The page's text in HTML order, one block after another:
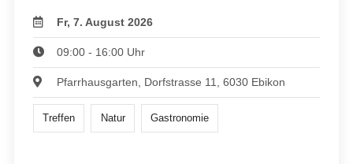
Fr, 7. August 2026
09:00 - 16:00 Uhr
Pfarrhausgarten, Dorfstrasse 11, 6030 Ebikon
Treffen Natur Gastronomie